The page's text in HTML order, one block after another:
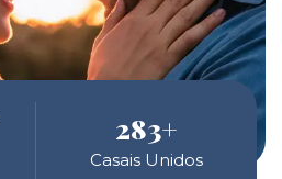
283+
Casais Unidos